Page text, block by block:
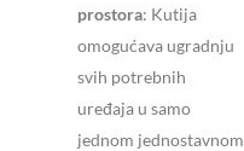
prostora: Kutija
omogućava ugradnju
svih potrebnih
uređaja u samo
jednom jednostavnom